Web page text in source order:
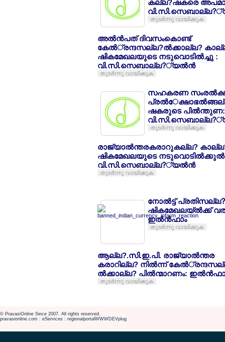
കല്ല?ഷകരെ
തുടര്‍ന്നു വായിക്കുക
അല്‍ന്‍പത് ദിവസംകൊണ്ട്
കേല്‍്രന്ദസല്ല?ല്‍ക്കാല്ല?
ഷികമേഖലയുടെ നടുവൊടില്‍ച്ചു :
വി.സി.സെബാല്ല?്യല്‍ന്‍
തുടര്‍ന്നു വായിക്കുക
സഹകരണ
ഷകരുടെ പില്‍ന്തുണ:
തുടര്‍ന്നു വായിക്കുക
രാജ്യാല്‍ന്തരകരാറുകല്ല?
ഷികമേഖലയുടെ
വി.സി.സെബാല്ല?്യല്‍ന്‍
തുടര്‍ന്നു വായിക്കുക
നോല്‍ട്ട്
ഷികമേഖലയ്ല്‍ക്ക്
ഇല്‍ന്‍ഫാം
തുടര്‍ന്നു വായിക്കുക
ആല്ല?.സി.ഇ.പി. രാജ്യാല്‍ന്തര
കരാറില്ല? നില്‍ന്ന്
ല്‍ക്കാല്ല? പില്‍ന്മാറണം:
തുടര്‍ന്നു വായിക്കുക
© PravasiOnline Since 2007. All rights reserved.
pravasionline.com : eServices : regionalportalWWWDEVplug